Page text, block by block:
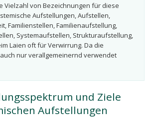
Vielzahl von Bezeichnungen für diese
Aufstellungen, Aufstellen,
Familienstellen, Familienaufstellung,
Systemaufstellen, Strukturaufstellung,
Laien oft für Verwirrung. Da die
nur verallgemeinernd verwendet
und Ziele
Aufstellungen